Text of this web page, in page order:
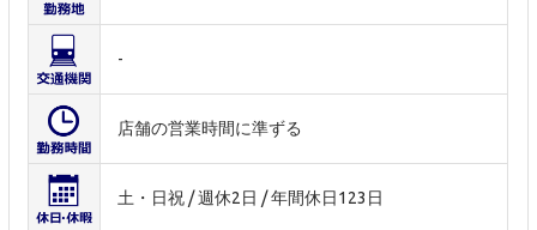
-
店舗の営業時間に準ずる
土・日祝 / 週休2日 / 年間休日123日